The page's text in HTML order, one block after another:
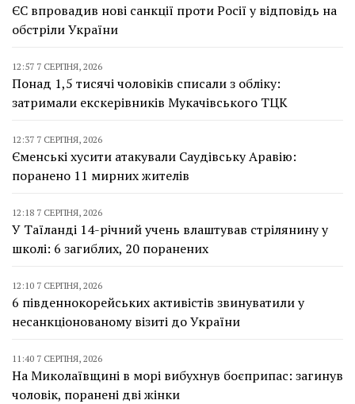
ЄС впровадив нові санкції проти Росії у відповідь на
обстріли України
12:57 7 СЕРПНЯ, 2026
Понад 1,5 тисячі чоловіків списали з обліку:
затримали екскерівників Мукачівського ТЦК
12:37 7 СЕРПНЯ, 2026
Єменські хусити атакували Саудівську Аравію:
поранено 11 мирних жителів
12:18 7 СЕРПНЯ, 2026
У Таїланді 14-річний учень влаштував стрілянину у
школі: 6 загиблих, 20 поранених
12:10 7 СЕРПНЯ, 2026
6 південнокорейських активістів звинуватили у
несанкціонованому візиті до України
11:40 7 СЕРПНЯ, 2026
На Миколаївщині в морі вибухнув боєприпас: загинув
чоловік, поранені дві жінки